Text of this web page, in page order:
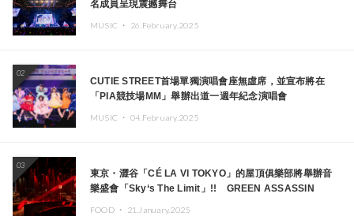
名成員呈現震撼舞台
MUSIC ・ 26.February.2025
02
CUTIE STREET首場單獨演唱會座無虛席，並宣布將在
「PIA競技場MM」舉辦出道一週年紀念演唱會
MUSIC ・ 04.February.2025
03
東京・澀谷「CÉ LA VI TOKYO」的屋頂俱樂部將舉辦音
樂盛會「Sky‘s The Limit」!! GREEN ASSASSIN
FOOD ・ 21.January.2025